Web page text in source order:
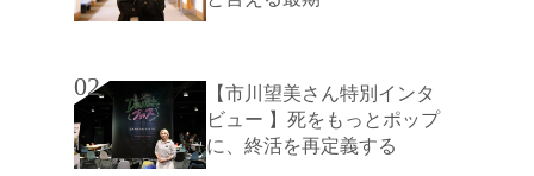
02
【市川望美さん特別インタ
ビュー 】死をもっとポップ
に、終活を再定義する